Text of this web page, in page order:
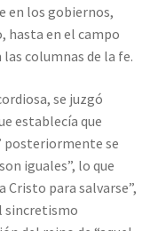
en los gobiernos,
hasta en el campo
columnas de la fe.
se juzgó
establecía que
posteriormente se
iguales”, lo que
Cristo para salvarse”,
sincretismo